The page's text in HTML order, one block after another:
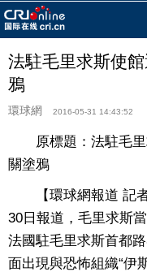
法駐毛里求斯使
鴉
環球網 2016-05-31 14:43:52
原標題：法駐毛里
關塗鴉
【環球網報道 記者
30日報道，毛里求斯
法國駐毛里求斯首都
面出現與恐怖組織“伊